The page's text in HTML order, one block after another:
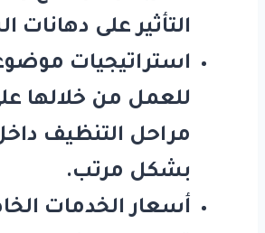
التأثير على دهانات
استراتيجيات
للعمل من خلالها
مراحل التنظيف
بشكل مرتب.
أسعار الخدمات